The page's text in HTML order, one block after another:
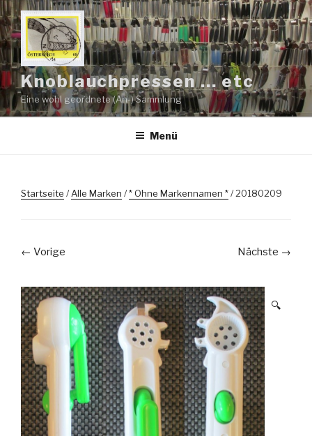
Zum
Inhalt
springen
Knoblauchpressen … etc
Eine wohl geordnete (An-) Sammlung
Menü
Startseite /Alle Marken /* Ohne Markennamen */ 20180209
← Vorige Nächste →
🔍